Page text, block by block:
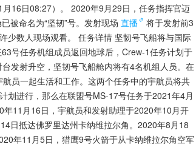
16日08:27）。 2020年9月29日，任务指挥官迈
被命名为“坚韧”号。发射现场 直播
将于发射前3
少数人现场观看。 任务详情 坚韧号飞船将与国际
号任务机组成员返回地球后，Crew-1任务计划于
发射升空，坚韧号飞船舱内将有4名机组人员。在
员一起生活和工作。这两个任务中的宇航员将共
划进行，那么在联盟号MS-17号任务于2021年4月
11月16日，宇航员和发射助理于2020年10月开
日抵达佛罗里达州卡纳维拉尔角。2020年8月18
年11月5日，猎鹰9号火箭于从卡纳维拉尔角空军